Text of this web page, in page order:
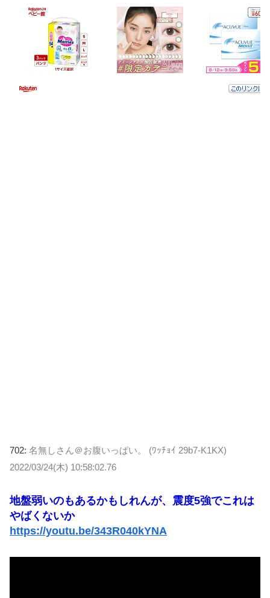
702: 名無しさん＠お腹いっぱい。 (ﾜｯﾁｮｲ 29b7-K1KX)
2022/03/24(木) 10:58:02.76
地盤弱いのもあるかもしれんが、震度5強でこれは
やばくないか
https://youtu.be/343R040kYNA